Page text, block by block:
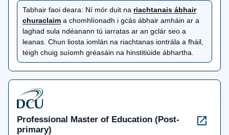
Tabhair faoi deara: Ní mór duit na riachtanais ábhair
churaclaimosclaítear
gcluaisín
nua
a chomhlíonadh i gcás ábhair amháin ar a
laghad sula ndéanann tú iarratas ar an gclár seo a
leanas. Chun liosta iomlán na riachtanas iontrála a fháil,
téigh chuig suíomh gréasáin na hinstitiúide ábhartha.
Professional Master of Education (Post-
primary)